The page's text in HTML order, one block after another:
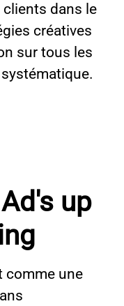
dans le
créatives
sur tous les
up
comme une